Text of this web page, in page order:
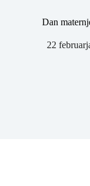
Dan
22